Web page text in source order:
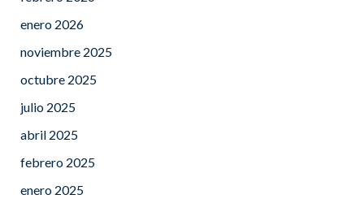
enero 2026
noviembre 2025
octubre 2025
julio 2025
abril 2025
febrero 2025
enero 2025